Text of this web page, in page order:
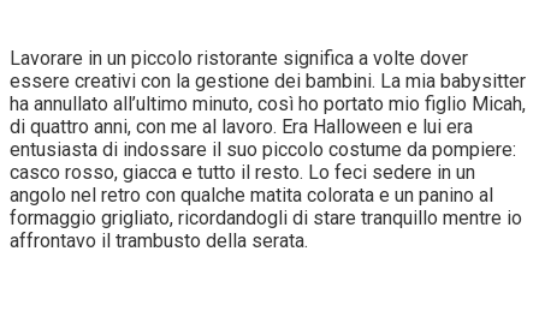
Lavorare in un piccolo ristorante significa a volte dover
essere creativi con la gestione dei bambini. La mia babysitter
ha annullato all’ultimo minuto, così ho portato mio figlio Micah,
di quattro anni, con me al lavoro. Era Halloween e lui era
entusiasta di indossare il suo piccolo costume da pompiere:
casco rosso, giacca e tutto il resto. Lo feci sedere in un
angolo nel retro con qualche matita colorata e un panino al
formaggio grigliato, ricordandogli di stare tranquillo mentre io
affrontavo il trambusto della serata.